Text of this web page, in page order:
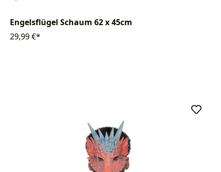
Engelsflügel Schaum 62 x 45cm
29,99 €*